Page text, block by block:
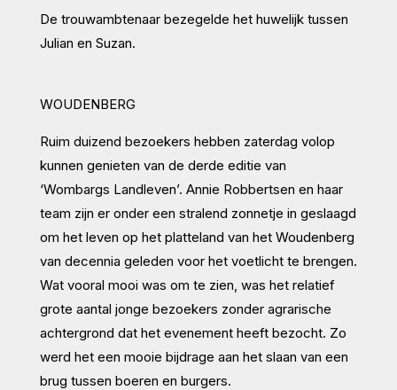
De trouwambtenaar bezegelde het huwelijk tussen
Julian en Suzan.
WOUDENBERG
Ruim duizend bezoekers hebben zaterdag volop
kunnen genieten van de derde editie van
‘Wombargs Landleven’. Annie Robbertsen en haar
team zijn er onder een stralend zonnetje in geslaagd
om het leven op het platteland van het Woudenberg
van decennia geleden voor het voetlicht te brengen.
Wat vooral mooi was om te zien, was het relatief
grote aantal jonge bezoekers zonder agrarische
achtergrond dat het evenement heeft bezocht. Zo
werd het een mooie bijdrage aan het slaan van een
brug tussen boeren en burgers.